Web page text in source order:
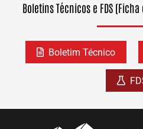
Boletins Técnicos e FDS
Boletim Técnico